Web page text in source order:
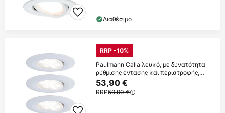
Διαθέσιμο
RRP -10%
Paulmann Calla λευκό, με δυνατότητα
ρύθμισης έντασης και περιστροφής,
4.000 K,
53,90 €
RRP59,90 €